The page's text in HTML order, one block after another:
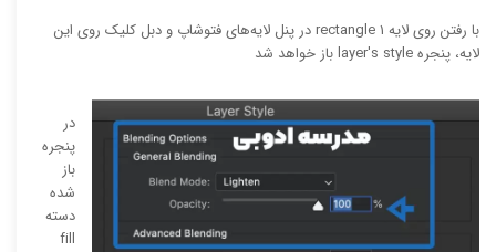
با رفتن روی لایه rectangle 1 در پنل لایه‌های فتوشاپ و دبل کلیک روی این
لایه، پنجره layer's style باز خواهد شد
در
پنجره
باز
شده
دسته
fill